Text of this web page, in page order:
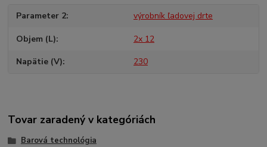
Parameter 2 výrobník ľadovej drte
Objem (L) 2x 12
Napätie (V) 230
Tovar zaradený v kategóriách
Barová technológia